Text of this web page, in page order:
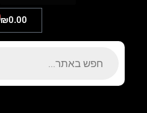
₪0.00